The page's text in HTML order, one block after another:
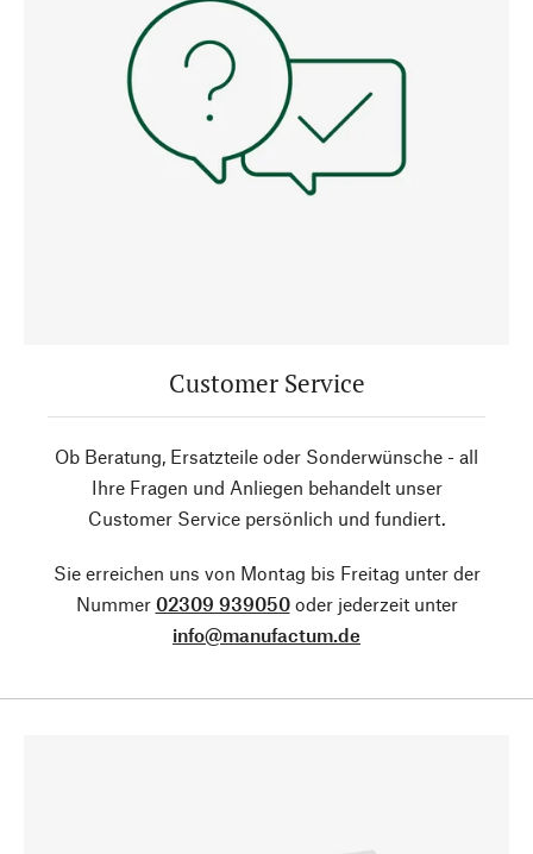
Customer Service
Ob Beratung, Ersatzteile oder Sonderwünsche - all
Ihre Fragen und Anliegen behandelt unser
Customer Service persönlich und fundiert.
Sie erreichen uns von Montag bis Freitag unter der
Nummer 02309 939050oder jederzeit unter
info@manufactum.de